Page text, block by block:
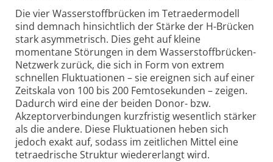
Die vier Wasserstoffbrücken im Tetraedermodell
sind demnach hinsichtlich der Stärke der H-Brücken
stark asymmetrisch. Dies geht auf kleine
momentane Störungen in dem Wasserstoffbrücken-
Netzwerk zurück, die sich in Form von extrem
schnellen Fluktuationen – sie ereignen sich auf einer
Zeitskala von 100 bis 200 Femtosekunden – zeigen.
Dadurch wird eine der beiden Donor- bzw.
Akzeptorverbindungen kurzfristig wesentlich stärker
als die andere. Diese Fluktuationen heben sich
jedoch exakt auf, sodass im zeitlichen Mittel eine
tetraedrische Struktur wiedererlangt wird.